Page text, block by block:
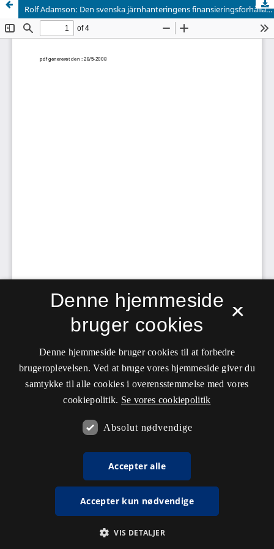
Rolf Adamson: Den svenska järnhanteringens finansieringsforhållanden. Forlagsinteckningar 1800-1884. Meddelanden från ekonomisk-historiska institutionen vid Goteborgs universitet 3. Goteborg 1963. viii + 67 s. 10 sv. kr. Rolf Adamson: De svenska järnbrukens storleksutveckling och avsättningsinriktning 1796-1860. Meddelanden från ekonomisk-historiska institutionen vid Goteborgs universitet 4. Goteborg 1963. 160 s. 20 sv. kr. Rolf Adamson : Järnavsättning och bruksfinansiering 1800-1860. Meddelanden från ekonomisk-historiska institutionen vid Goteborgs universitet 7. Goteborg 1966. xvi + 195 s. + 28 s. bilag. 30 sv. kr.
×
Denne hjemmeside
bruger cookies
Denne hjemmeside bruger cookies til at forbedre
brugeroplevelsen. Ved at bruge vores hjemmeside giver du
samtykke til alle cookies i overensstemmelse med vores
cookiepolitik. Se vores cookiepolitik
Absolut nødvendige
Accepter alle
Accepter kun nødvendige
VIS DETALJER